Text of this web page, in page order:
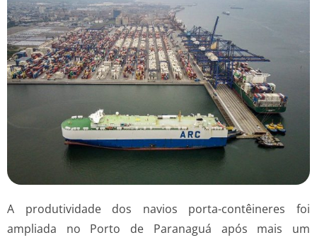
A produtividade dos navios porta-contêineres foi
ampliada no Porto de Paranaguá após mais um